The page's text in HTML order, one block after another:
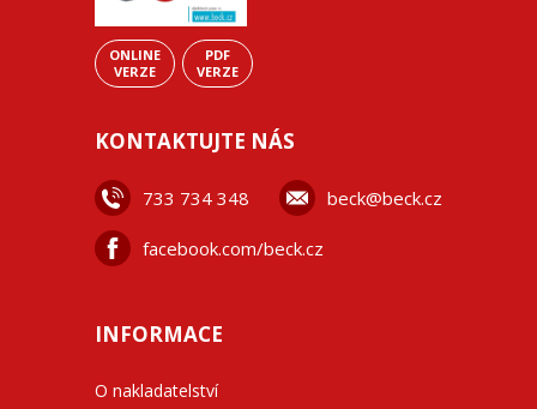
ONLINE
VERZE
PDF
VERZE
KONTAKTUJTE NÁS
733 734 348 beck@beck.cz
facebook.com/beck.cz
INFORMACE
O nakladatelství